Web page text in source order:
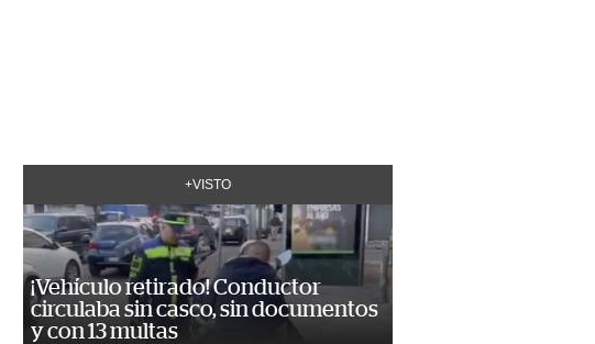
+VISTO
¡Vehículo retirado! Conductor
circulaba sin casco, sin documentos
y con 13 multas